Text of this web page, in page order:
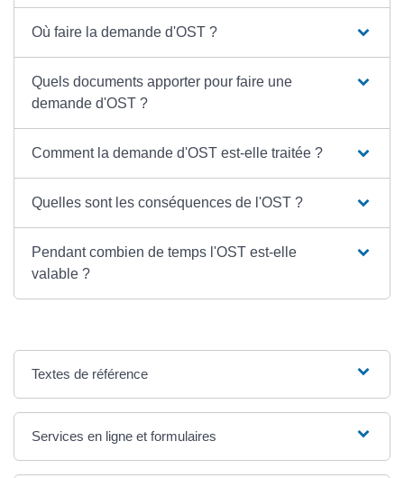
Où faire la demande d'OST ?
Quels documents apporter pour faire une
demande d'OST ?
Comment la demande d'OST est-elle traitée ?
Quelles sont les conséquences de l'OST ?
Pendant combien de temps l'OST est-elle
valable ?
Textes de référence
Services en ligne et formulaires